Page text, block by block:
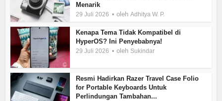
Menarik
29 Juli 2026 olehAdhitya W. P.
Kenapa Tema Tidak Kompatibel di
HyperOS? Ini Penyebabnya!
29 Juli 2026 oleh Sukindar
Resmi Hadirkan Razer Travel Case Folio
for Portable Keyboards Untuk
Perlindungan Tambahan...